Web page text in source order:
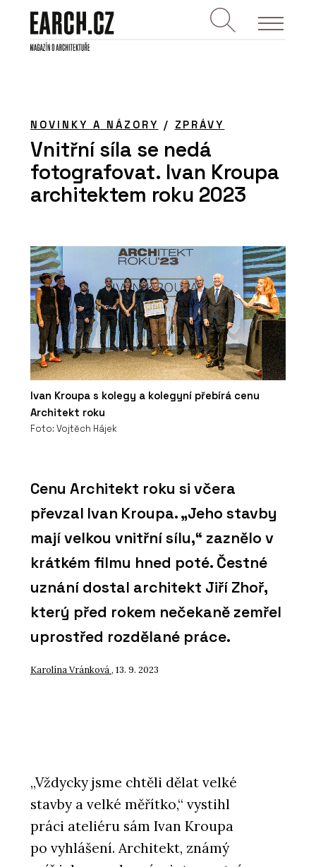
NOVINKY A NÁZORY / ZPRÁVY
Vnitřní síla se nedá
fotografovat. Ivan Kroupa
architektem roku 2023
Ivan Kroupa s kolegy a kolegyní přebírá cenu
Architekt roku
Foto: Vojtěch Hájek
Cenu Architekt roku si včera
převzal Ivan Kroupa. „Jeho stavby
mají velkou vnitřní sílu,“ zaznělo v
krátkém filmu hned poté. Čestné
uznání dostal architekt Jiří Zhoř,
který před rokem nečekaně zemřel
uprostřed rozdělané práce.
Karolína Vránková , 13. 9. 2023
„Vždycky jsme chtěli dělat velké
stavby a velké měřítko,“ vystihl
práci ateliéru sám Ivan Kroupa
po vyhlášení. Architekt, známý